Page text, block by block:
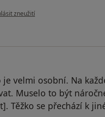
názoru uživatele Hanuch
zneužití
velmi osobní. Na
Muselo to být
Těžko se přechází k